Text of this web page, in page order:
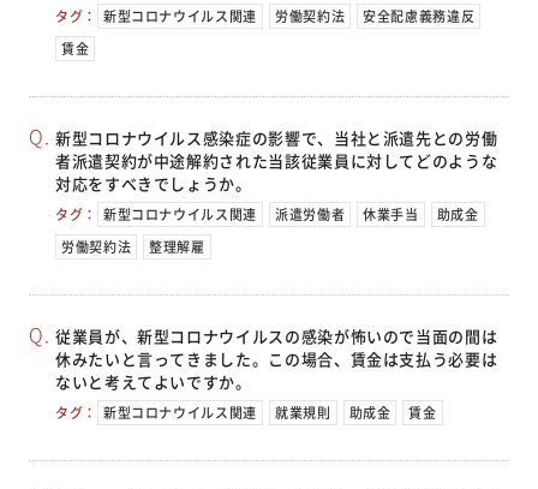
タグ： 新型コロナウイルス関連 労働契約法
安全配慮義務違反
賃金
新型コロナウイルス感染症の影響で、当社と派遣先との労働
者派遣契約が中途解約された当該従業員に対してどのような
対応をすべきでしょうか。
タグ： 新型コロナウイルス関連 派遣労働者 休業手当
助成金
労働契約法
整理解雇
従業員が、新型コロナウイルスの感染が怖いので当面の間は
休みたいと言ってきました。この場合、賃金は支払う必要は
ないと考えてよいですか。
タグ： 新型コロナウイルス関連 就業規則 助成金 賃金